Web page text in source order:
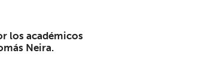
los académicos
Neira.